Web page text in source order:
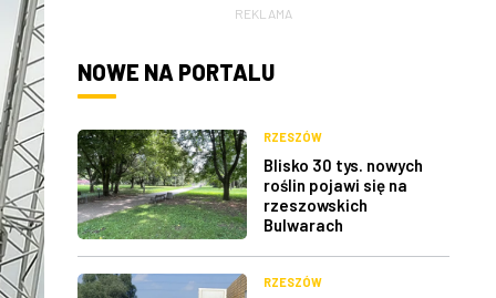
REKLAMA
NOWE NA PORTALU
RZESZÓW
Blisko 30 tys. nowych
roślin pojawi się na
rzeszowskich
Bulwarach
RZESZÓW